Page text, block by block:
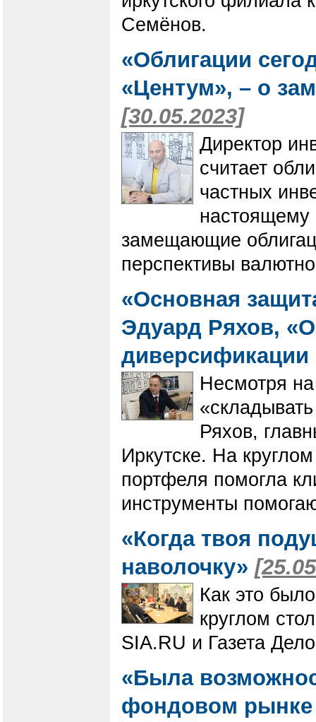
Семёнов.
«Облигации
«Центум», – о
[30.05.2023]
Директор
считает
частных
замещающие
перспективы
«Основная
Эдуард Ряхов,
Несмотря на
Ряхов,
Иркутске. На
портфеля помогла
инструменты
«Когда твоя
наволочку»
Как это
круглом
SIA.RU и Газета
«Была
фондовом